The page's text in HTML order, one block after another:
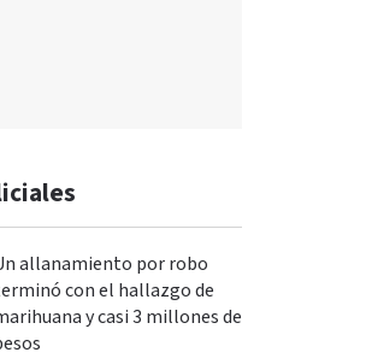
allanamiento por robo
con el hallazgo de
y casi 3 millones de